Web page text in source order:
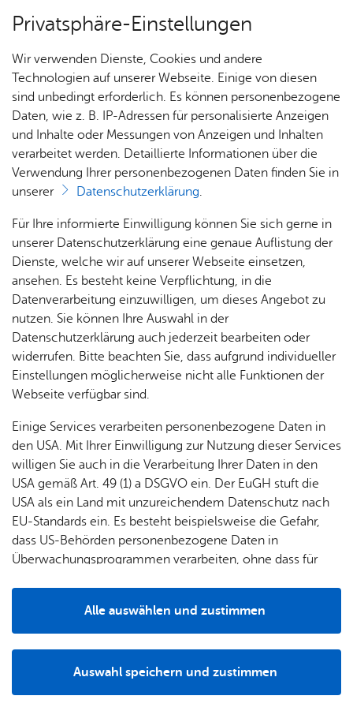
Über­sicht Bür­ger & Stadt
Rat­
haus &
Bür­
ger­
ser­vice
Rat­
häu­ser
& Orts­
ver­
wal­
Ämter
A–Z
Diens
t­leis­
tun­gen
A–Z
For­
Nach­
rich­
ten,
Vi­de­os
& Bil­
der
Me­di­
en­in­
for­ma­
tio­nen
fent­li­
che
Be­
kannt­
ma­
chun­
& TV
Pres­se
Jobs
Stel­
len­an­
ge­bo­te
Aus­bil­
dung &
Stu­di­
um
Bil­
dung
& Be­
treu­
ung
Potz­
be­
treu­
ung
Schu­
len
Bauen
& Um­
welt
Geo­
da­ten
& 3D-
Stadt­
Bau­
stel­len
& Um­
lei­tun­
Um­
welt &
Kli­ma­
Sa­nie­
ren &
bi­li­en
Stadt­
Ge­
sund­
heit &
kum
Ärzte &
Apo­
Fa­mi­lie
& Kin­
der
Se­nio­
ren
Woh­
nen
re­frei
Pfle­ge
& Un­
ter­stüt­
zung
Um­welt­bil­dung
Vor­le­sen
Das Team
Umweltbildung – Unsere Referentinnen und
Referenten
Grü­nes Klas­sen­zim­mer
An­ge­li­ka Eck­stein
Diplom Biologin und Naturpädagogin
Kat­rin Fie­be­ritz
Privatsphäre-Einstellungen
Wir verwenden Dienste, Cookies und andere
Technologien auf unserer Webseite. Einige von diesen
sind unbedingt erforderlich. Es können personenbezogene
Daten, wie z. B. IP-Adressen für personalisierte Anzeigen
und Inhalte oder Messungen von Anzeigen und Inhalten
verarbeitet werden. Detaillierte Informationen über die
Verwendung Ihrer personenbezogenen Daten finden Sie in
unserer
Datenschutzerklärung.
Für Ihre informierte Einwilligung können Sie sich gerne in
unserer Datenschutzerklärung eine genaue Auflistung der
Dienste, welche wir auf unserer Webseite einsetzen,
ansehen. Es besteht keine Verpflichtung, in die
Datenverarbeitung einzuwilligen, um dieses Angebot zu
nutzen. Sie können Ihre Auswahl in der
Datenschutzerklärung auch jederzeit bearbeiten oder
widerrufen. Bitte beachten Sie, dass aufgrund individueller
Einstellungen möglicherweise nicht alle Funktionen der
Webseite verfügbar sind.
Einige Services verarbeiten personenbezogene Daten in
den USA. Mit Ihrer Einwilligung zur Nutzung dieser Services
willigen Sie auch in die Verarbeitung Ihrer Daten in den
USA gemäß Art. 49 (1) a DSGVO ein. Der EuGH stuft die
USA als ein Land mit unzureichendem Datenschutz nach
EU-Standards ein. Es besteht beispielsweise die Gefahr,
dass US-Behörden personenbezogene Daten in
Überwachungsprogrammen verarbeiten, ohne dass für
Auswahl speichern und zustimmen
Alle auswählen und zustimmen